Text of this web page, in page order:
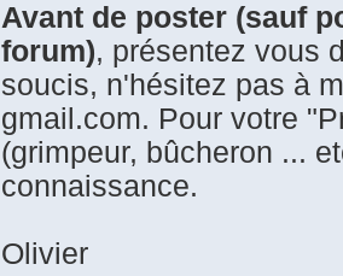
Avant de poster (sauf
forum), présentez vous
soucis, n'hésitez pas à
gmail.com. Pour votre
(grimpeur, bûcheron ...
connaissance.
Olivier